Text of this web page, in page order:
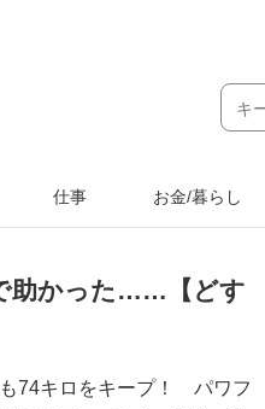
仕事 お金/暮らし
助かった……【どす
74キロをキープ！ パワフ